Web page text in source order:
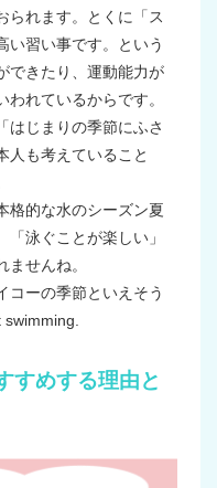
られます。とくに「ス
い習い事です。という
できたり、運動能力が
れているからです。
はじまりの季節にふさ
人も考えていること
格的な水のシーズン夏
泳ぐことが楽しい」
せんね。
ーの季節といえそう
すめする理由と